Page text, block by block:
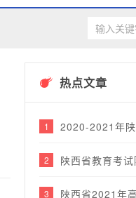
热点文章
1
2
3 陕西省2021年